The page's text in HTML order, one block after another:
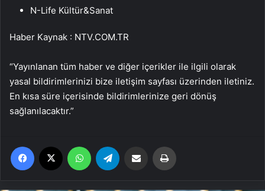
N-Life Kültür&Sanat
Haber Kaynak : NTV.COM.TR
“Yayınlanan tüm haber ve diğer içerikler ile ilgili olarak
yasal bildirimlerinizi bize iletişim sayfası üzerinden iletiniz.
En kısa süre içerisinde bildirimlerinize geri dönüş
sağlanılacaktır.”
Facebook WhatsApp Email'den paylaş